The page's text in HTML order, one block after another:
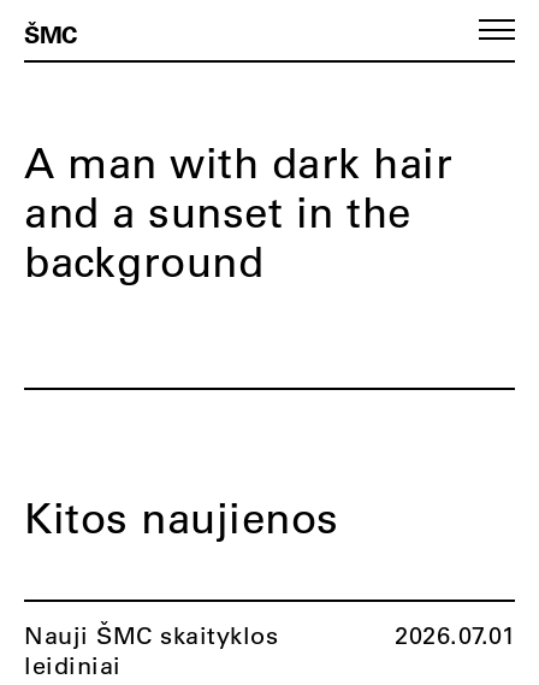
ŠMC
A man with dark hair
and a sunset in the
background
Kitos naujienos
Nauji ŠMC skaityklos
leidiniai
2026.07.01